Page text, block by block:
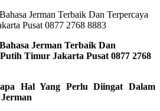
Jerman Terbaik Dan
Timur Jakarta Pusat 0877 2768
Hal Yang Perlu Diingat Dalam